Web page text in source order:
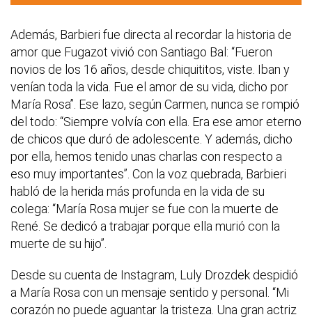
Además, Barbieri fue directa al recordar la historia de
amor que Fugazot vivió con Santiago Bal: “Fueron
novios de los 16 años, desde chiquititos, viste. Iban y
venían toda la vida. Fue el amor de su vida, dicho por
María Rosa”. Ese lazo, según Carmen, nunca se rompió
del todo: “Siempre volvía con ella. Era ese amor eterno
de chicos que duró de adolescente. Y además, dicho
por ella, hemos tenido unas charlas con respecto a
eso muy importantes”. Con la voz quebrada, Barbieri
habló de la herida más profunda en la vida de su
colega: “María Rosa mujer se fue con la muerte de
René. Se dedicó a trabajar porque ella murió con la
muerte de su hijo”.
Desde su cuenta de Instagram, Luly Drozdek despidió
a María Rosa con un mensaje sentido y personal. “Mi
corazón no puede aguantar la tristeza. Una gran actriz